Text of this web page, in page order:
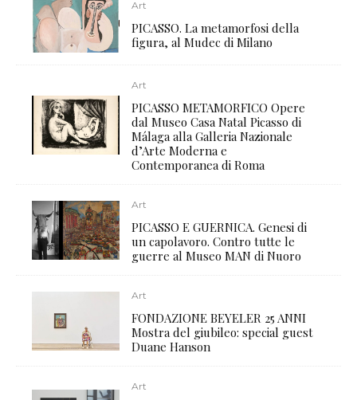
Art
PICASSO. La metamorfosi della
figura, al Mudec di Milano
Art
PICASSO METAMORFICO Opere
dal Museo Casa Natal Picasso di
Málaga alla Galleria Nazionale
d’Arte Moderna e
Contemporanea di Roma
Art
PICASSO E GUERNICA. Genesi di
un capolavoro. Contro tutte le
guerre al Museo MAN di Nuoro
Art
FONDAZIONE BEYELER 25 ANNI
Mostra del giubileo: special guest
Duane Hanson
Art